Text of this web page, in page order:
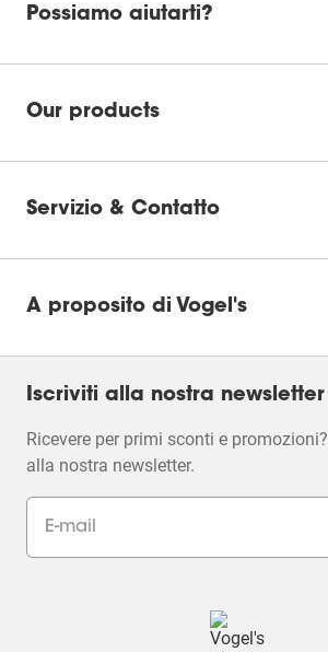
Possiamo aiutarti?
Our products
Servizio & Contatto
A proposito di Vogel's
Iscriviti alla nostra newsletter
Ricevere per primi sconti e
alla nostra newsletter.